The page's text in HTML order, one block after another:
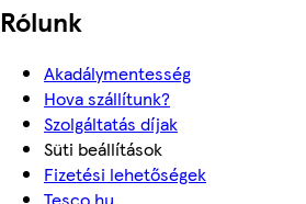
Rólunk
Akadálymentesség
Hova szállítunk?
Szolgáltatás díjak
Süti beállítások
Fizetési lehetőségek